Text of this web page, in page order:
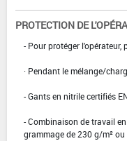
PROTECTION DE
- Pour protéger l'opérateur,
· Pendant le mélange/
- Gants en nitrile certifiés
- Combinaison de travail
grammage de 230 g/m²